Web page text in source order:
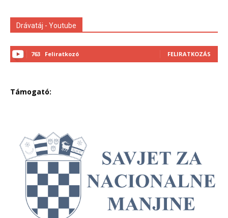
Drávatáj - Youtube
763 Feliratkozó FELIRATKOZÁS
Támogató: